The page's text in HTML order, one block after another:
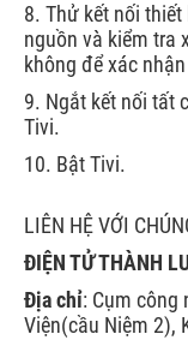
8. Thử kết nối
nguồn và kiểm tra
không để xác
9. Ngắt kết nối tất
Tivi.
10. Bật Tivi.
LIÊN HỆ VỚI
ĐIỆN TỬ THÀNH
Địa chỉ: Cụm công
Viện(cầu Niệm 2),